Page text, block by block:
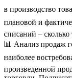
в производство
плановой и
списаний – сколько
📊 Анализ продаж
наиболее
произведенной